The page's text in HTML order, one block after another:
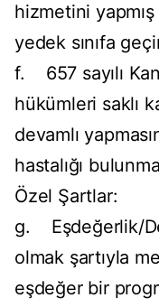
hizmetini
yedek sınıfa
f. 657 sayılı
hükümleri saklı
devamlı
hastalığı
Özel Şartlar:
g. Eşdeğerlik/
olmak şartıyla
eşdeğer bir